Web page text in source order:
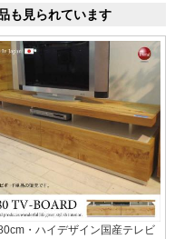
も見られています
・ハイデザイン国産テレビ